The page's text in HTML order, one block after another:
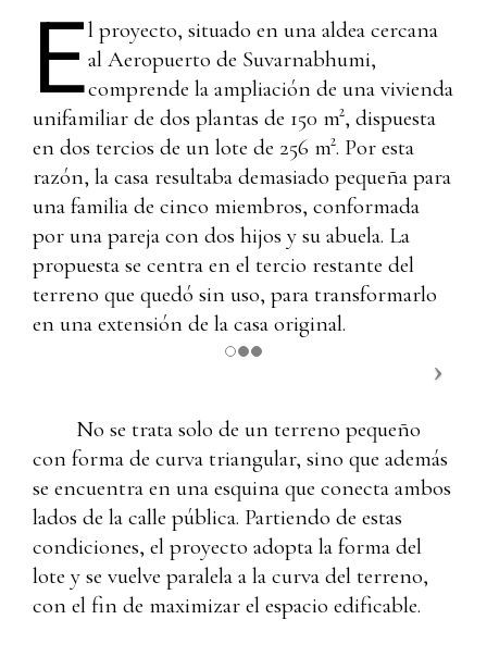
El proyecto, situado en una aldea cercana
al Aeropuerto de Suvarnabhumi,
comprende la ampliación de una vivienda
unifamiliar de dos plantas de 150 m², dispuesta
en dos tercios de un lote de 256 m². Por esta
razón, la casa resultaba demasiado pequeña para
una familia de cinco miembros, conformada
por una pareja con dos hijos y su abuela. La
propuesta se centra en el tercio restante del
terreno que quedó sin uso, para transformarlo
en una extensión de la casa original.
No se trata solo de un terreno pequeño
con forma de curva triangular, sino que además
se encuentra en una esquina que conecta ambos
lados de la calle pública. Partiendo de estas
condiciones, el proyecto adopta la forma del
lote y se vuelve paralela a la curva del terreno,
con el fin de maximizar el espacio edificable.